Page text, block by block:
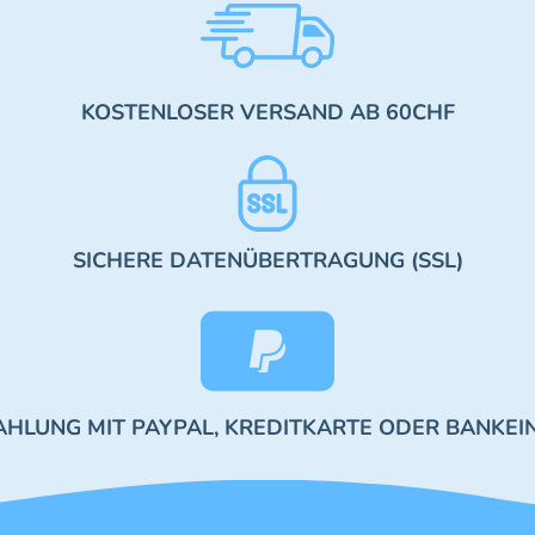
KOSTENLOSER VERSAND AB 60CHF
SICHERE DATENÜBERTRAGUNG (SSL)
MIT PAYPAL, KREDITKARTE ODER